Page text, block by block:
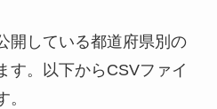
開している都道府県別の
す。以下からCSVファイ